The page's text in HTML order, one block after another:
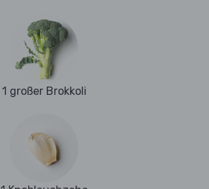
1 großer Brokkoli